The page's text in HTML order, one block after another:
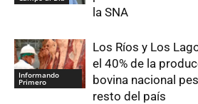
la SNA
Informando
Primero
Los Ríos y Los
el 40% de la
bovina nacional
resto del país